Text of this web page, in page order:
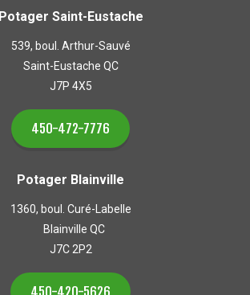
Potager Saint-Eustache
539, boul. Arthur-Sauvé
Saint-Eustache QC
J7P 4X5
450-472-7776
Potager Blainville
1360, boul. Curé-Labelle
Blainville QC
J7C 2P2